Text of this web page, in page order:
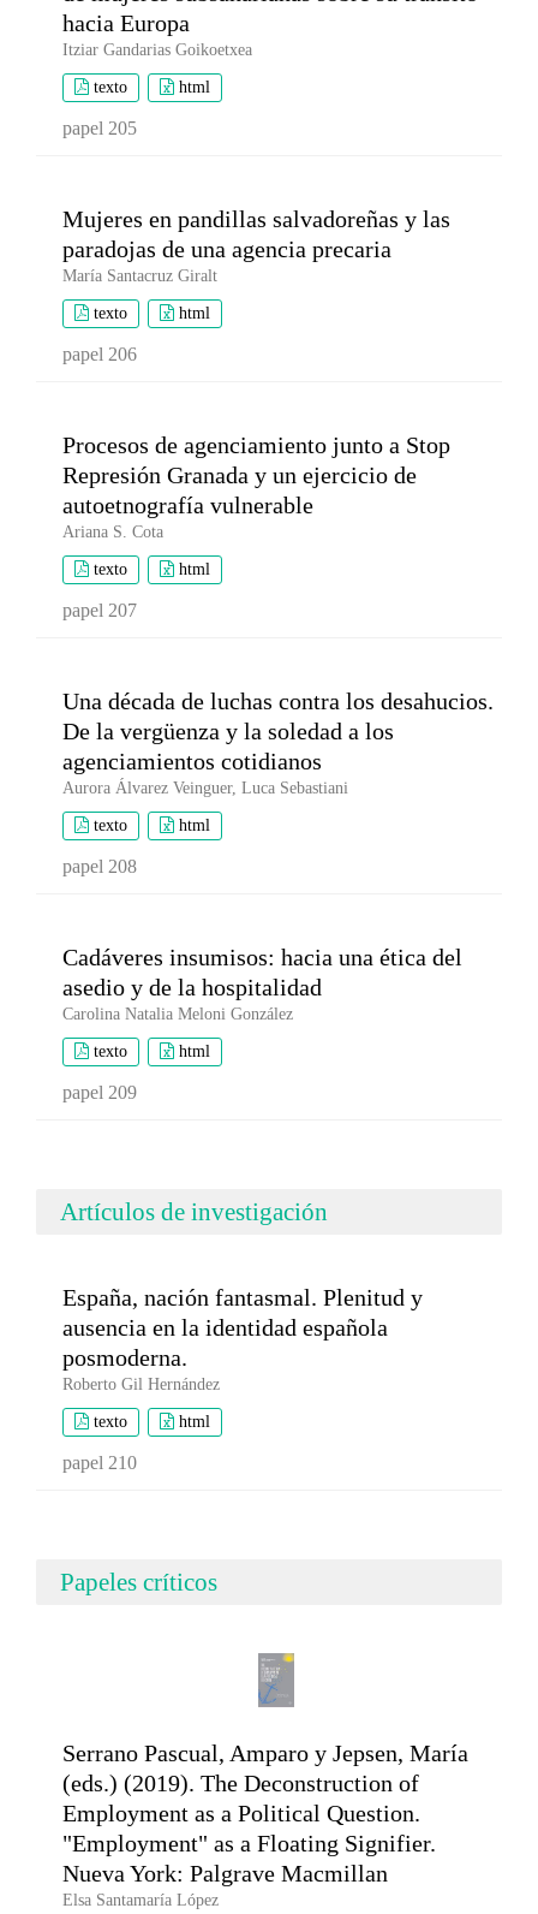
hacia Europa
Itziar Gandarias Goikoetxea
texto html
papel 205
Mujeres en pandillas salvadoreñas y las
paradojas de una agencia precaria
María Santacruz Giralt
texto html
papel 206
Procesos de agenciamiento junto a Stop
Represión Granada y un ejercicio de
autoetnografía vulnerable
Ariana S. Cota
texto html
papel 207
Una década de luchas contra los desahucios.
De la vergüenza y la soledad a los
agenciamientos cotidianos
Aurora Álvarez Veinguer, Luca Sebastiani
texto html
papel 208
Cadáveres insumisos: hacia una ética del
asedio y de la hospitalidad
Carolina Natalia Meloni González
texto html
papel 209
Artículos de investigación
España, nación fantasmal. Plenitud y
ausencia en la identidad española
posmoderna.
Roberto Gil Hernández
texto html
papel 210
Papeles críticos
Serrano Pascual, Amparo y Jepsen, María
(eds.) (2019). The Deconstruction of
Employment as a Political Question.
"Employment" as a Floating Signifier.
Nueva York: Palgrave Macmillan
Elsa Santamaría López